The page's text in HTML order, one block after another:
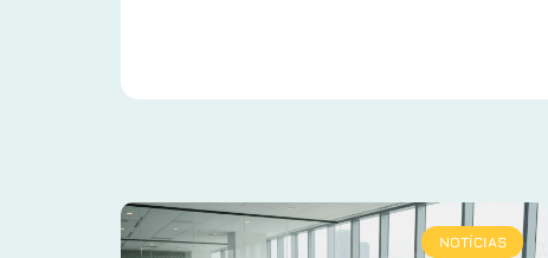
NOTÍCIAS